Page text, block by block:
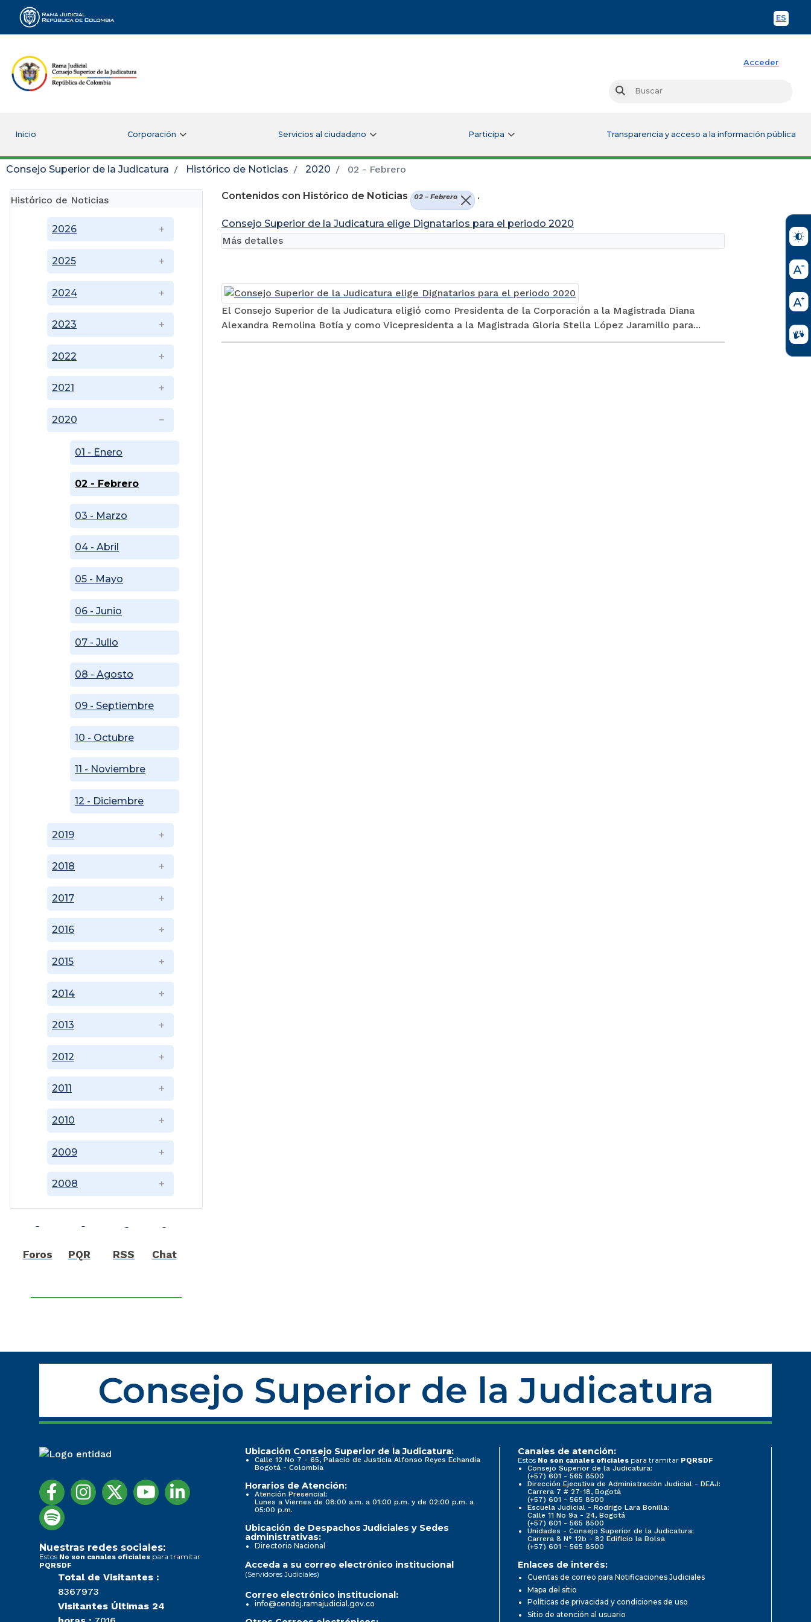
ES
Rama Judicial
Acceder
Buscar
Inicio Corporación Servicios al ciudadano Participa Transparencia y acceso a la información pública
Consejo Superior de la Judicatura Histórico de Noticias 2020 02 - Febrero
Histórico de Noticias
2008
2009
2010
2011
2012
2013
2014
2015
2016
2017
2018
2019
2020
01 - Enero
02 - Febrero
03 - Marzo
04 - Abril
05 - Mayo
06 - Junio
07 - Julio
08 - Agosto
09 - Septiembre
10 - Octubre
11 - Noviembre
12 - Diciembre
2021
2022
2023
2024
2025
2026
Foros PQR RSS Chat
Contenidos con Histórico de Noticias 02 - Febrero .
Consejo Superior de la Judicatura elige Dignatarios para el periodo 2020
El Consejo Superior de la Judicatura eligió como Presidenta de la Corporación a la Magistrada Diana
Alexandra Remolina Botía y como Vicepresidenta a la Magistrada Gloria Stella López Jaramillo para...
Más detalles
Consejo Superior de la Judicatura
Nuestras redes sociales:
Estos No son canales oficiales para tramitar
PQRSDF
Total de Visitantes :
8367973
Visitantes Últimas 24
Ubicación Consejo Superior de la Judicatura:
Calle 12 No 7 - 65, Palacio de Justicia Alfonso Reyes Echandía
Bogotá - Colombia
Horarios de Atención:
Atención Presencial:
Lunes a Viernes de 08:00 a.m. a 01:00 p.m. y de 02:00 p.m. a
05:00 p.m.
Ubicación de Despachos Judiciales y Sedes
administrativas:
Directorio Nacional
Canales de atención:
Estos No son canales oficiales para tramitar PQRSDF
Consejo Superior de la Judicatura:
(+57) 601 - 565 8500
Dirección Ejecutiva de Administración Judicial - DEAJ:
Carrera 7 # 27-18, Bogotá
(+57) 601 - 565 8500
Escuela Judicial - Rodrigo Lara Bonilla:
Calle 11 No 9a - 24, Bogotá
(+57) 601 - 565 8500
Unidades - Consejo Superior de la Judicatura:
Carrera 8 N° 12b - 82 Edificio la Bolsa
(+57) 601 - 565 8500
Acceda a su correo electrónico institucional
(Servidores Judiciales)
Correo electrónico institucional:
info@cendoj.ramajudicial.gov.co
Enlaces de interés:
Cuentas de correo para Notificaciones Judiciales
Mapa del sitio
Políticas de privacidad y condiciones de uso
Sitio de atención al usuario